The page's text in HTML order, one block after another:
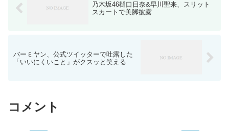
乃木坂46樋口日奈&早川聖来、スリット
スカートで美脚披露
バーミヤン、公式ツイッターで吐露した
「いいにくいこと」がクスッと笑える
コメント